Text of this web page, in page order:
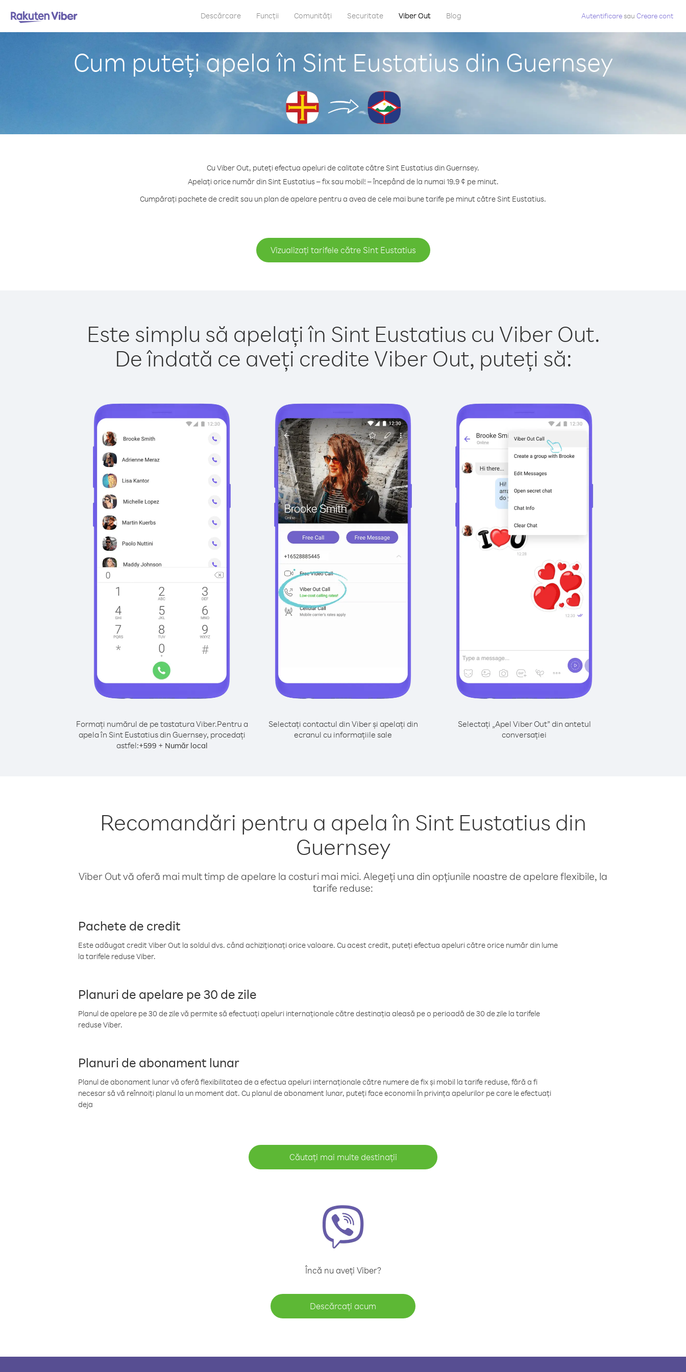
Descărcare Funcții Comunități Securitate Viber Out Blog Autentificaresau Creare cont
Cum puteți apela în Sint Eustatius din Guernsey
Cu Viber Out, puteți efectua apeluri de calitate către Sint Eustatius din Guernsey.
Apelați orice număr din Sint Eustatius – fix sau mobil! – începând de la numai 19.9 ¢ pe minut.
Cumpărați pachete de credit sau un plan de apelare pentru a avea de cele mai bune tarife pe minut către Sint Eustatius.
Vizualizați tarifele către Sint Eustatius
Este simplu să apelați în Sint Eustatius cu Viber Out.
De îndată ce aveți credite Viber Out, puteți să:
Formați numărul de pe tastatura Viber.Pentru a
apela în Sint Eustatius din Guernsey, procedați
astfel:+599 + Număr local
Selectați contactul din Viber și apelați din
ecranul cu informațiile sale
Selectați „Apel Viber Out” din antetul
conversației
Recomandări pentru a apela în Sint Eustatius din
Guernsey
Viber Out vă oferă mai mult timp de apelare la costuri mai mici. Alegeți una din opțiunile noastre de apelare flexibile, la
tarife reduse:
Pachete de credit
Este adăugat credit Viber Out la soldul dvs. când achiziționați orice valoare. Cu acest credit, puteți efectua apeluri către orice număr din lume
la tarifele reduse Viber.
Planuri de apelare pe 30 de zile
Planul de apelare pe 30 de zile vă permite să efectuați apeluri internaționale către destinația aleasă pe o perioadă de 30 de zile la tarifele
reduse Viber.
Planuri de abonament lunar
Planul de abonament lunar vă oferă flexibilitatea de a efectua apeluri internaționale către numere de fix și mobil la tarife reduse, fără a fi
necesar să vă reînnoiți planul la un moment dat. Cu planul de abonament lunar, puteți face economii în privința apelurilor pe care le efectuați
deja
Căutați mai multe destinații
Încă nu aveți Viber?
Descărcați acum